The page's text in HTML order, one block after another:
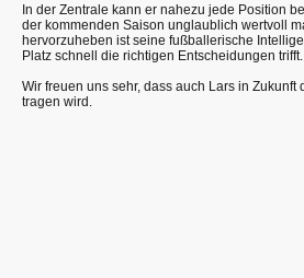
In der Zentrale kann er nahezu jede Position
der kommenden Saison unglaublich wertvoll
hervorzuheben ist seine fußballerische
Platz schnell die richtigen Entscheidungen trifft.
Wir freuen uns sehr, dass auch Lars in Zukunft
tragen wird.